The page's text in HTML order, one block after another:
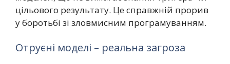
цільового результату. Це справжній прорив
у боротьбі зі зловмисним програмуванням.
Отруєні моделі – реальна загроза